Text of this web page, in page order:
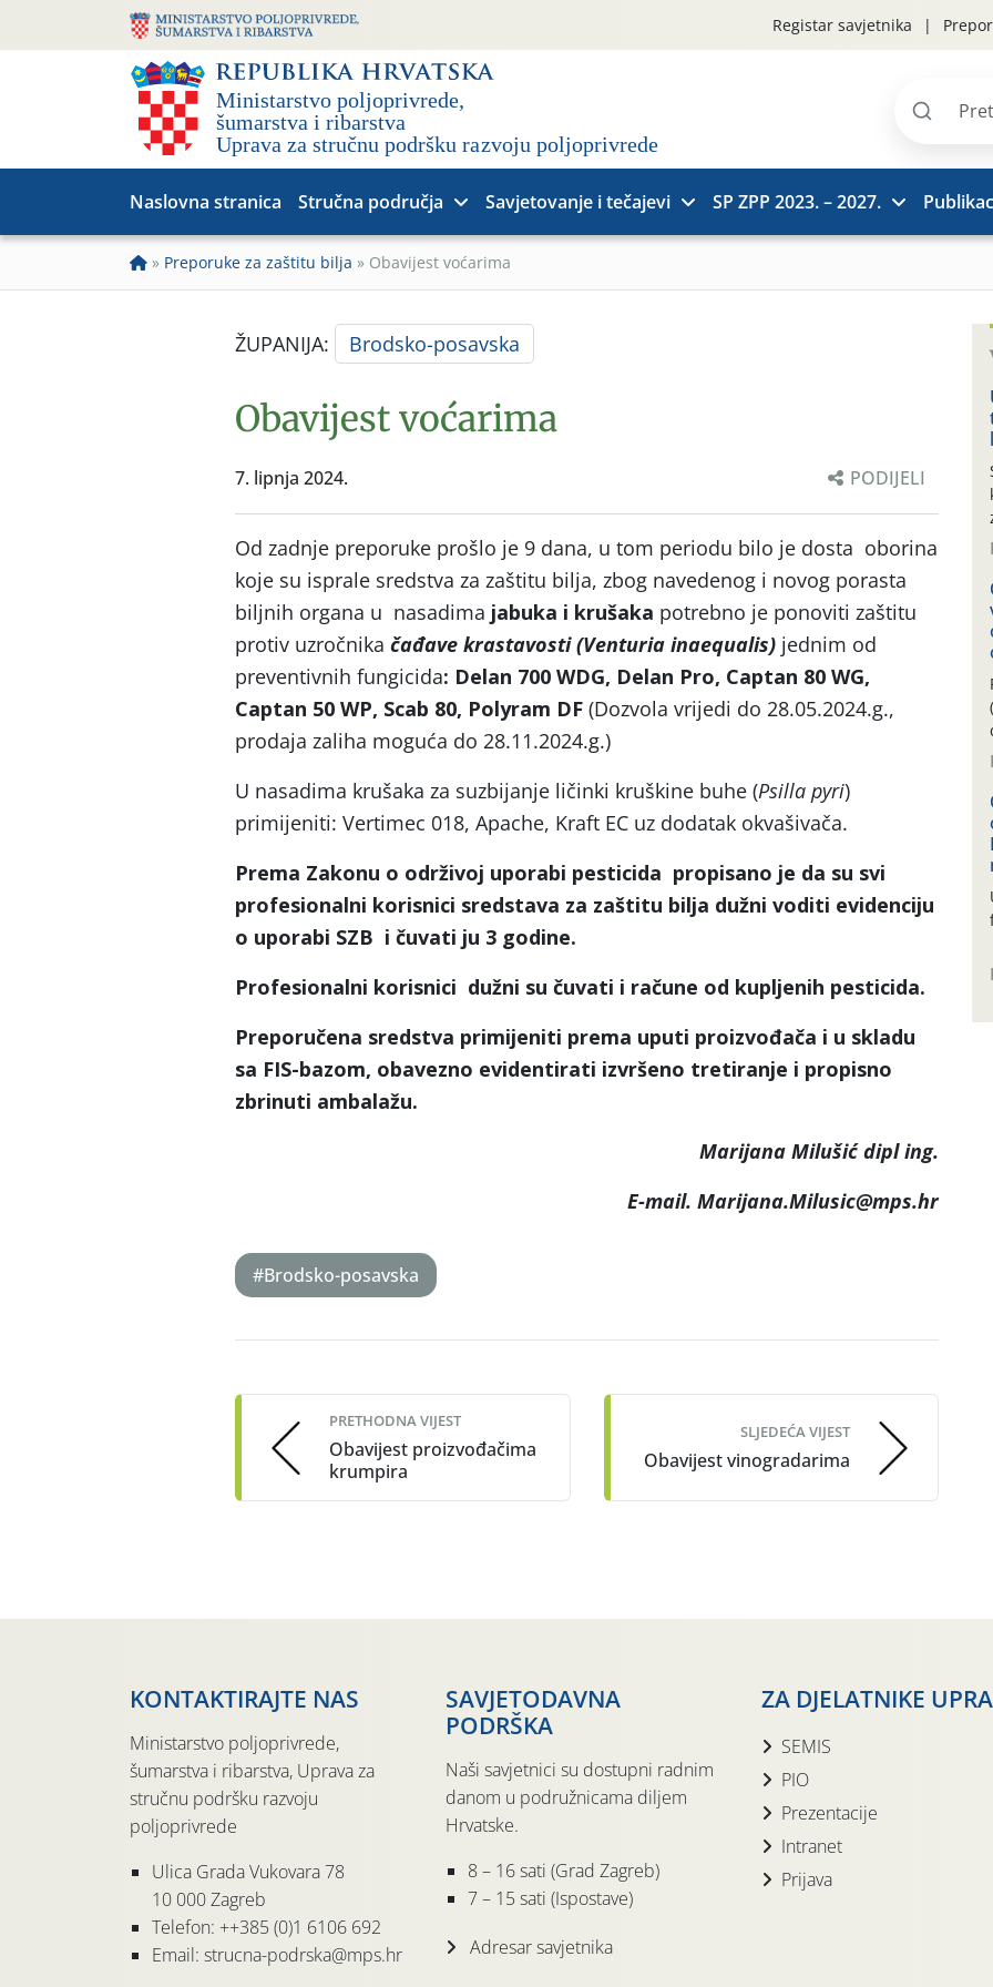
Registar savjetnika
Pretraži
Naslovna stranica Stručna područja Savjetovanje i tečajevi SP ZPP 2023. – 2027.
» Preporuke za zaštitu bilja » Obavijest voćarima
ŽUPANIJA: Brodsko-posavska
Obavijest voćarima
7. lipnja 2024. PODIJELI
Od zadnje preporuke prošlo je 9 dana, u tom periodu bilo je dosta oborina
koje su isprale sredstva za zaštitu bilja, zbog navedenog i novog porasta
biljnih organa u nasadima jabuka i krušaka potrebno je ponoviti zaštitu
protiv uzročnika čađave krastavosti (Venturia inaequalis) jednim od
preventivnih fungicida: Delan 700 WDG, Delan Pro, Captan 80 WG,
Captan 50 WP, Scab 80, Polyram DF (Dozvola vrijedi do 28.05.2024.g.,
prodaja zaliha moguća do 28.11.2024.g.)
U nasadima krušaka za suzbijanje ličinki kruškine buhe (Psilla pyri)
primijeniti: Vertimec 018, Apache, Kraft EC uz dodatak okvašivača.
Prema Zakonu o održivoj uporabi pesticida propisano je da su svi
profesionalni korisnici sredstava za zaštitu bilja dužni voditi evidenciju
o uporabi SZB i čuvati ju 3 godine.
Profesionalni korisnici dužni su čuvati i račune od kupljenih pesticida.
Preporučena sredstva primijeniti prema uputi proizvođača i u skladu
sa FIS-bazom, obavezno evidentirati izvršeno tretiranje i propisno
zbrinuti ambalažu.
Marijana Milušić dipl ing.
E-mail. Marijana.Milusic@mps.hr
#Brodsko-posavska
navigation
PRETHODNA VIJEST
Obavijest proizvođačima
krumpira
SLJEDEĆA VIJEST
Obavijest vinogradarima
KONTAKTIRAJTE NAS
Ministarstvo poljoprivrede,
šumarstva i ribarstva, Uprava za
stručnu podršku razvoju
poljoprivrede
Ulica Grada Vukovara 78
10 000 Zagreb
Telefon: ++385 (0)1 6106 692
Email: strucna-podrska@mps.hr
SAVJETODAVNA
PODRŠKA
Naši savjetnici su dostupni radnim
danom u podružnicama diljem
Hrvatske.
8 – 16 sati (Grad Zagreb)
7 – 15 sati (Ispostave)
Adresar savjetnika
ZA DJELATNIKE
SEMIS
PIO
Prezentacije
Intranet
Prijava